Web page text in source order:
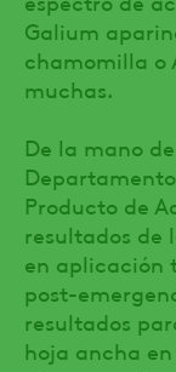
Galium
chamomilla o
muchas.
De la mano
Producto de
resultados de
en aplicación
post-
resultados
hoja ancha